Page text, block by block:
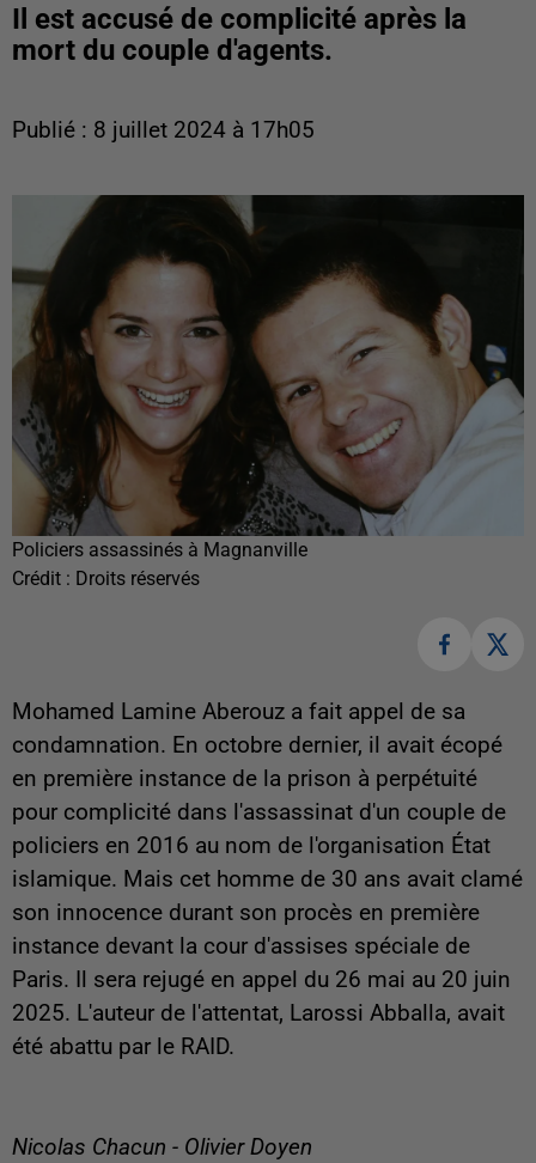
Il est accusé de complicité après la
mort du couple d'agents.
Publié : 8 juillet 2024 à 17h05
Policiers assassinés à Magnanville
Crédit : Droits réservés
Mohamed Lamine Aberouz a fait appel de sa
condamnation. En octobre dernier, il avait écopé
en première instance de la prison à perpétuité
pour complicité dans l'assassinat d'un couple de
policiers en 2016 au nom de l'organisation État
islamique. Mais cet homme de 30 ans avait clamé
son innocence durant son procès en première
instance devant la cour d'assises spéciale de
Paris. Il sera rejugé en appel du 26 mai au 20 juin
2025. L'auteur de l'attentat, Larossi Abballa, avait
été abattu par le RAID.
Nicolas Chacun - Olivier Doyen